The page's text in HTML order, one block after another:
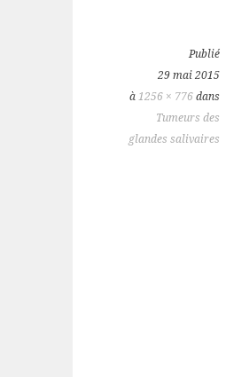
Publié
29 mai 2015
à 1256 × 776 dans
Tumeurs des
glandes salivaires